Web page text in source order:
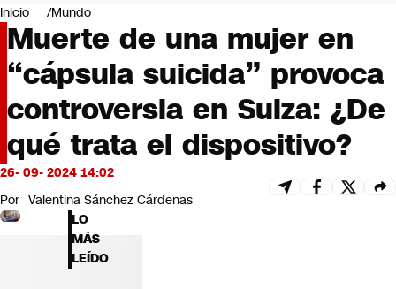
Negocios
Deportes
Programas completos
Cultura
Servicios
Bits
CNN Data
CNN tiempo
Futuro 360
Inicio Mundo
Muerte de una mujer en
“cápsula suicida” provoca
controversia en Suiza: ¿De
qué trata el dispositivo?
26- 09- 2024 14:02
Por Valentina Sánchez Cárdenas
LO
MÁS
LEÍDO